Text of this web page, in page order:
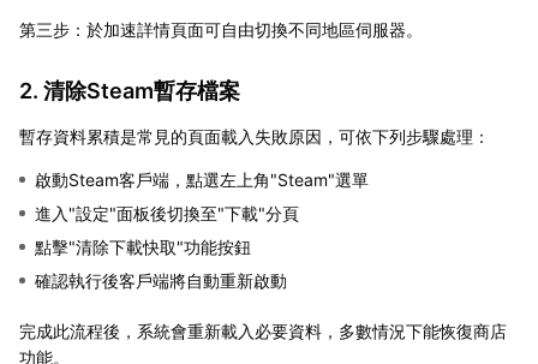
第三步：於加速詳情頁面可自由切換不同地區伺服器。
2. 清除Steam暫存檔案
暫存資料累積是常見的頁面載入失敗原因，可依下列步驟處理：
啟動Steam客戶端，點選左上角"Steam"選單
進入"設定"面板後切換至"下載"分頁
點擊"清除下載快取"功能按鈕
確認執行後客戶端將自動重新啟動
完成此流程後，系統會重新載入必要資料，多數情況下能恢復商店
功能。